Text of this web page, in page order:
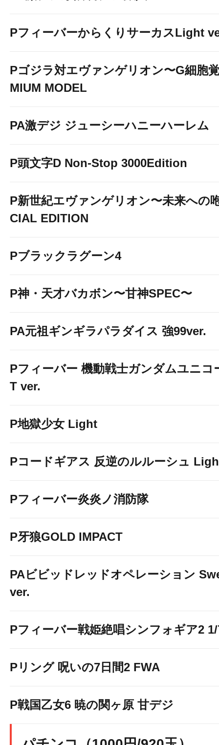
PフィーバーからくりサーカスLight
Pゴジラ対エヴァンゲリオン〜G細胞
MIUM MODEL
PA激デジ ジューシーハニーハーレム
P頭文字D Non-Stop 3000Edition
P新世紀エヴァンゲリオン〜未来への
CIAL EDITION
Pブラックラグーン4
P神・天才バカボン〜甘神SPEC〜
PA元祖ギンギラパラダイス 強99ver.
Pフィーバー 機動戦士ガンダムユニコ
T ver.
P地獄少女 Light
Pコードギアス 反逆のルルーシュ
Pフィーバー炎炎ノ消防隊
P牙狼GOLD IMPACT
PAビビッドレッドオペレーション
ver.
Pフィーバー戦姫絶唱シンフォギア2
Pリング 呪いの7日間2 FWA
P戦国乙女6 暁の関ヶ原 甘デジ